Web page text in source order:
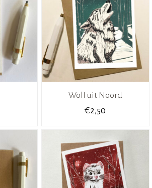
Wolf uit Noord
€2,50